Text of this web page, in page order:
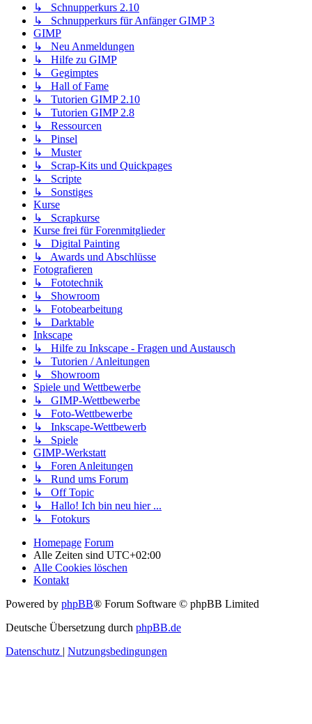
↳ Schnupperkurs 2.10
↳ Schnupperkurs für Anfänger GIMP 3
GIMP
↳ Neu Anmeldungen
↳ Hilfe zu GIMP
↳ Gegimptes
↳ Hall of Fame
↳ Tutorien GIMP 2.10
↳ Tutorien GIMP 2.8
↳ Ressourcen
↳ Pinsel
↳ Muster
↳ Scrap-Kits und Quickpages
↳ Scripte
↳ Sonstiges
Kurse
↳ Scrapkurse
Kurse frei für Forenmitglieder
↳ Digital Painting
↳ Awards und Abschlüsse
Fotografieren
↳ Fototechnik
↳ Showroom
↳ Fotobearbeitung
↳ Darktable
Inkscape
↳ Hilfe zu Inkscape - Fragen und Austausch
↳ Tutorien / Anleitungen
↳ Showroom
Spiele und Wettbewerbe
↳ GIMP-Wettbewerbe
↳ Foto-Wettbewerbe
↳ Inkscape-Wettbewerb
↳ Spiele
GIMP-Werkstatt
↳ Foren Anleitungen
↳ Rund ums Forum
↳ Off Topic
↳ Hallo! Ich bin neu hier ...
↳ Fotokurs
Homepage Forum
Alle Zeiten sind UTC+02:00
Alle Cookies löschen
Kontakt
Powered by phpBB® Forum Software © phpBB Limited
Deutsche Übersetzung durch phpBB.de
Datenschutz | Nutzungsbedingungen